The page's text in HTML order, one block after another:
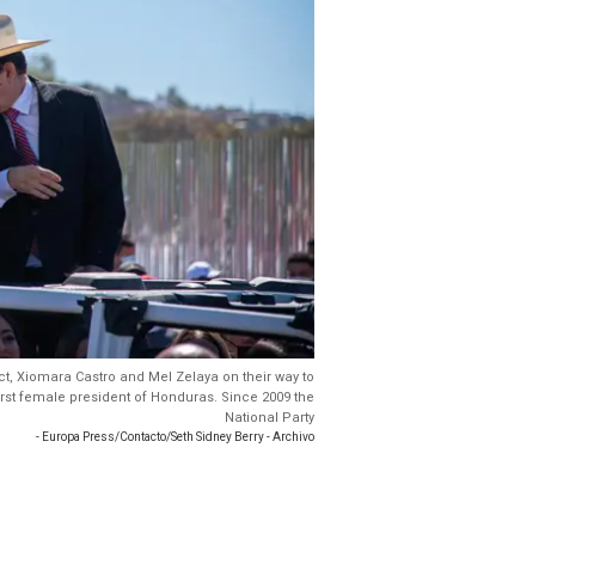
Xiomara Castro and Mel Zelaya on their way to
female president of Honduras. Since 2009 the
National Party
- Europa Press/Contacto/Seth Sidney Berry - Archivo